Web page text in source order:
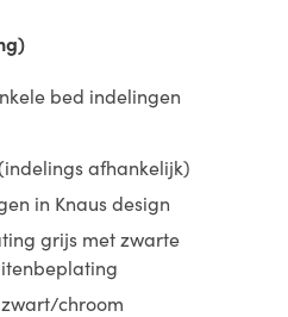
bed indelingen
afhankelijk)
in Knaus design
grijs met zwarte
chroom